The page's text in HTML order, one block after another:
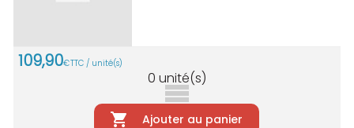
109,90€TTC / unité(s)
0 unité(s)
Ajouter au panier